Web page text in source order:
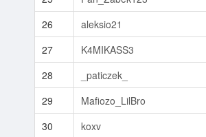
26
aleksio21
27
K4MIKASS3
28
_paticzek_
29
Mafiozo_LilBro
30
koxv